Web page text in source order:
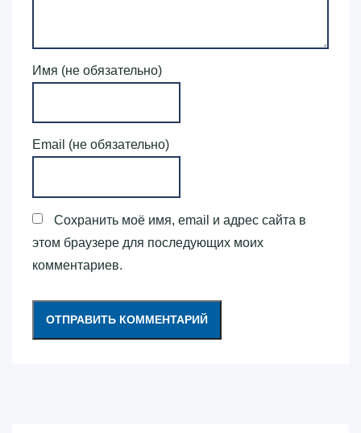
Имя (не обязательно)
Email (не обязательно)
Сохранить моё имя, email и адрес сайта в
этом браузере для последующих моих
комментариев.